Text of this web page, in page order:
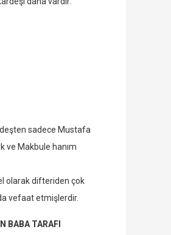
sadece Mustafa
ve Makbule hanım
olarak difteriden çok
vefaat etmişlerdir.
BABA TARAFI